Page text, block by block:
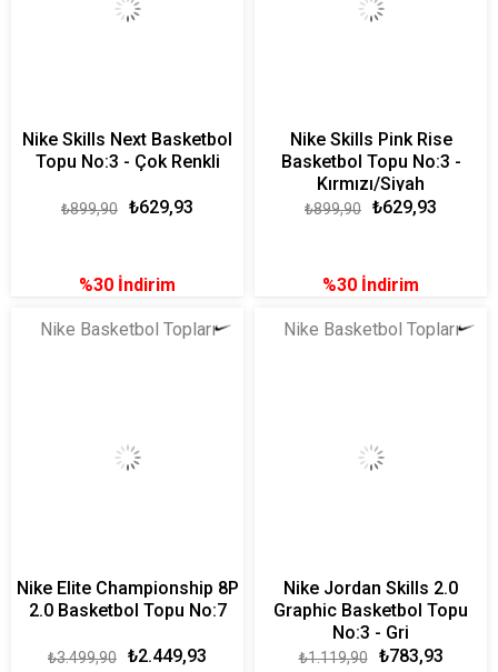
Nike Skills Next Basketbol
Topu No:3 - Çok Renkli
₺629,93
₺899,90
%30 İndirim
Nike Skills Pink Rise
Basketbol Topu No:3 -
Kırmızı/Siyah
₺629,93
₺899,90
%30 İndirim
Nike Basketbol Topları
Nike Elite Championship 8P
2.0 Basketbol Topu No:7
₺2.449,93
₺3.499,90
Nike Basketbol Topları
Nike Jordan Skills 2.0
Graphic Basketbol Topu
No:3 - Gri
₺783,93
₺1.119,90